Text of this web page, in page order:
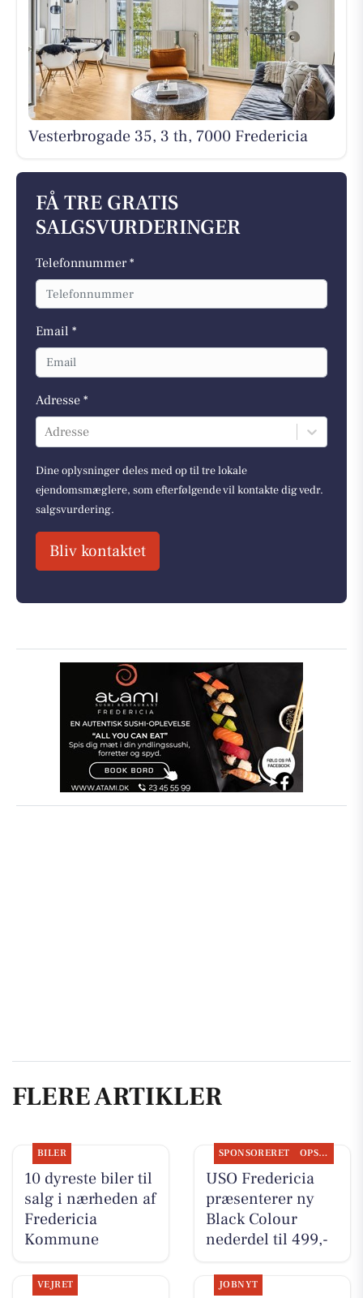
Vesterbrogade 35, 3 th, 7000 Fredericia
FÅ TRE GRATIS
SALGSVURDERINGER
Telefonnummer *
Email *
Adresse *
Adresse
Dine oplysninger deles med op til tre lokale
ejendomsmæglere, som efterfølgende vil kontakte dig vedr.
salgsvurdering.
Bliv kontaktet
FLERE ARTIKLER
BILER
10 dyreste biler til
salg i nærheden af
Fredericia
Kommune
SPONSORERET OPSLAGSTAVLEN
USO Fredericia
præsenterer ny
Black Colour
nederdel til 499,-
VEJRET JOBNYT